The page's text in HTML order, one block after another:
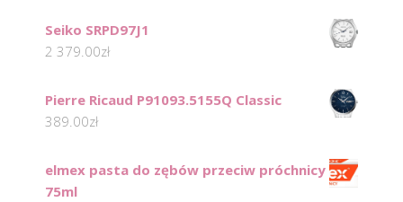
Seiko SRPD97J1
2 379.00zł
Pierre Ricaud P91093.5155Q Classic
389.00zł
elmex pasta do zębów przeciw próchnicy
75ml